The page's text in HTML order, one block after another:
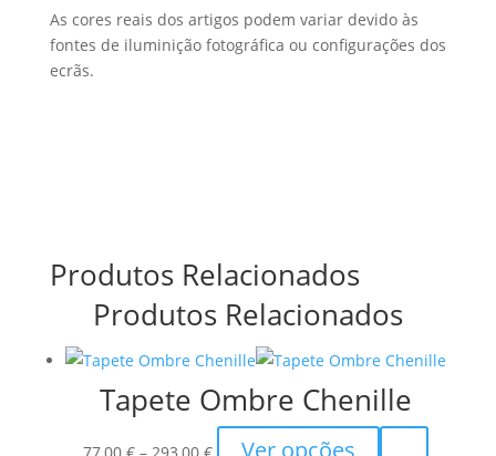
As cores reais dos artigos podem variar devido às
fontes de iluminição fotográfica ou configurações dos
ecrãs.
Produtos Relacionados
Produtos Relacionados
Tapete Ombre Chenille
PriceVer opções